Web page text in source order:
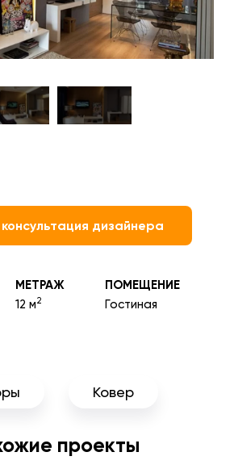
дизайнера
МЕТРАЖ
12 м2
ПОМЕЩЕНИЕ
Гостиная
Ковер
проекты